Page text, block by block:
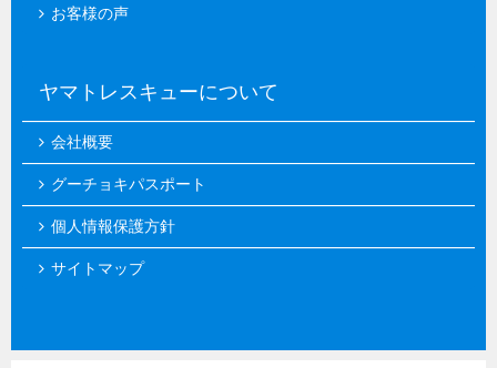
お客様の声
ヤマトレスキューについて
会社概要
グーチョキパスポート
個人情報保護方針
サイトマップ